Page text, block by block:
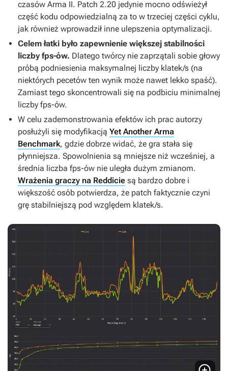
czasów Arma II. Patch 2.20 jedynie mocno odświeżył
część kodu odpowiedzialną za to w trzeciej części cyklu,
jak również wprowadził inne ulepszenia optymalizacji.
Celem łatki było zapewnienie większej stabilności
liczby fps-ów. Dlatego twórcy nie zaprzątali sobie głowy
próbą podniesienia maksymalnej liczby klatek/s (na
niektórych pecetów ten wynik może nawet lekko spaść).
Zamiast tego skoncentrowali się na podbiciu minimalnej
liczby fps-ów.
W celu zademonstrowania efektów ich prac autorzy
posłużyli się modyfikacją Yet Another Arma
Benchmark, gdzie dobrze widać, że gra stała się
płynniejsza. Spowolnienia są mniejsze niż wcześniej, a
średnia liczba fps-ów nie uległa dużym zmianom.
Wrażenia graczy na Reddicie są bardzo dobre i
większość osób potwierdza, że patch faktycznie czyni
grę stabilniejszą pod względem klatek/s.